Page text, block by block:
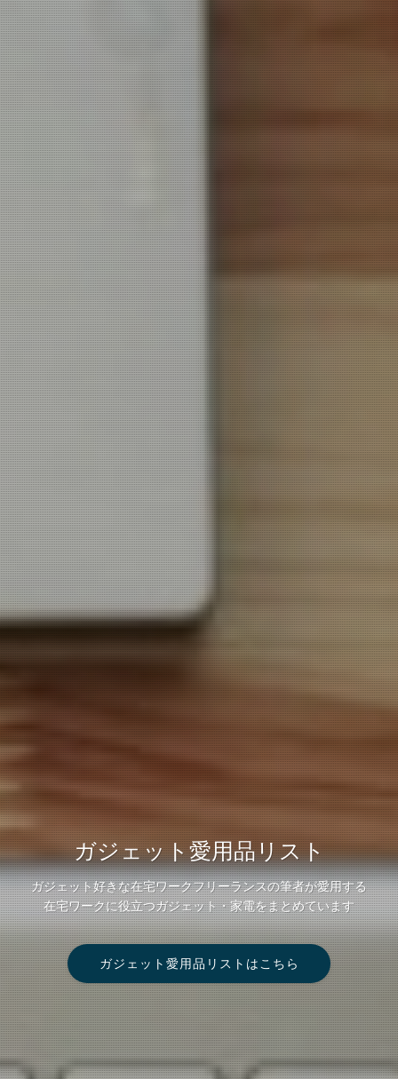
ガジェット愛用品リスト
ガジェット好きな在宅ワークフリーランスの筆者が愛用する
在宅ワークに役立つガジェット・家電をまとめています
ガジェット愛用品リストはこちら
MoNoLog（モノログ）
Webマーケフリーランスの筆者が
在宅ワークに役立つガジェットと生活改善を発信する、そんなメ
ディア
MoNoLog(モノログ)とは？
ガジェット愛用品リスト
ガジェット好きな在宅ワークフリーランスの筆者が愛用する
在宅ワークに役立つガジェット・家電をまとめています
ガジェット愛用品リストはこちら
MoNoLog(モノログ)とは？